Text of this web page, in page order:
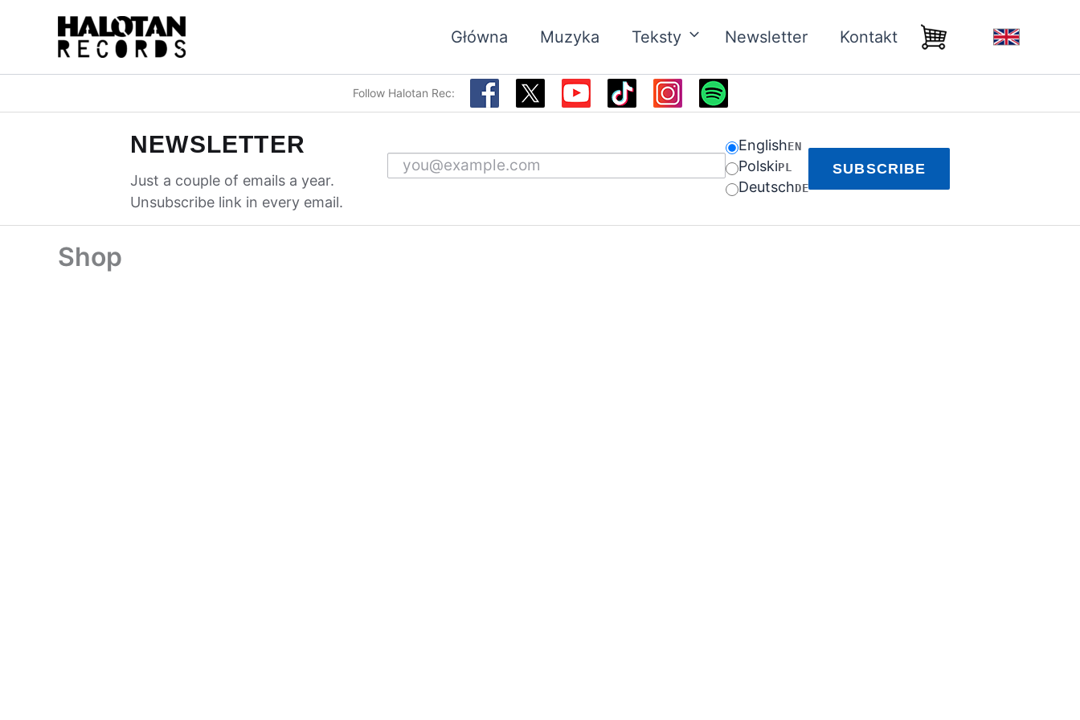
Główna Muzyka Teksty Newsletter Kontakt
Follow Halotan Rec:
NEWSLETTER
Just a couple of emails a year.
Unsubscribe link in every email.
Email address
EnglishEN
PolskiPL
DeutschDE
SUBSCRIBE
Shop